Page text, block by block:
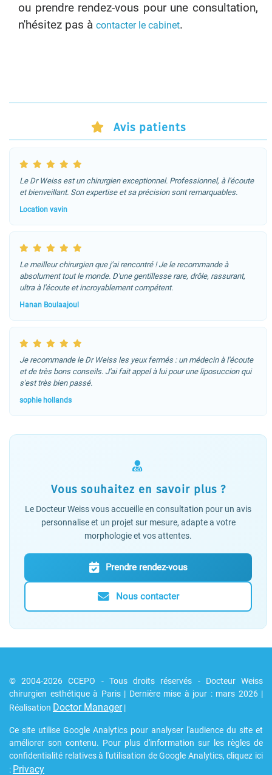
ou prendre rendez-vous pour une consultation,
n'hésitez pas à contacter le cabinet.
Avis patients
Le Dr Weiss est un chirurgien exceptionnel. Professionnel, à l'écoute
et bienveillant. Son expertise et sa précision sont remarquables.
Location vavin
Le meilleur chirurgien que j'ai rencontré ! Je le recommande à
absolument tout le monde. D'une gentillesse rare, drôle, rassurant,
ultra à l'écoute et incroyablement compétent.
Hanan Boulaajoul
Je recommande le Dr Weiss les yeux fermés : un médecin à l'écoute
et de très bons conseils. J'ai fait appel à lui pour une liposuccion qui
s'est très bien passé.
sophie hollands
Vous souhaitez en savoir plus ?
Le Docteur Weiss vous accueille en consultation pour un avis
personnalise et un projet sur mesure, adapte a votre
morphologie et vos attentes.
Prendre rendez-vous
Nous contacter
© 2004-2026 CCEPO - Tous droits réservés - Docteur Weiss
chirurgien esthétique à Paris | Dernière mise à jour : mars 2026 |
Réalisation Doctor Manager|
Ce site utilise Google Analytics pour analyser l'audience du site et
améliorer son contenu. Pour plus d'information sur les règles de
confidentialité relatives à l'utilisation de Google Analytics, cliquez ici
: Privacy